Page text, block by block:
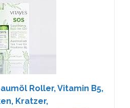
Roller, Vitamin B5,
Kratzer,